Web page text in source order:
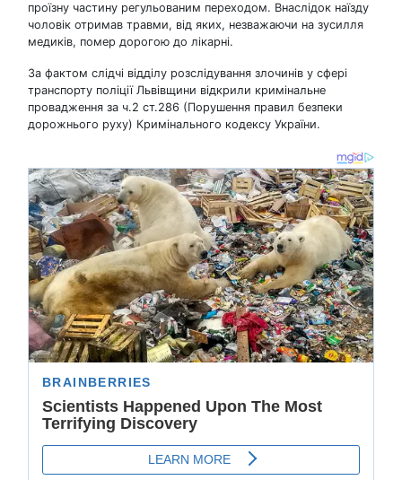
проїзну частину регульованим переходом. Внаслідок наїзду
чоловік отримав травми, від яких, незважаючи на зусилля
медиків, помер дорогою до лікарні.
За фактом слідчі відділу розслідування злочинів у сфері
транспорту поліції Львівщини відкрили кримінальне
провадження за ч.2 ст.286 (Порушення правил безпеки
дорожнього руху) Кримінального кодексу України.